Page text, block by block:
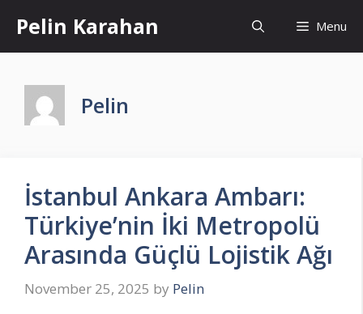
content
Pelin Karahan Menu
Pelin
İstanbul Ankara Ambarı:
Türkiye’nin İki Metropolü
Arasında Güçlü Lojistik Ağı
November 25, 2025 by Pelin